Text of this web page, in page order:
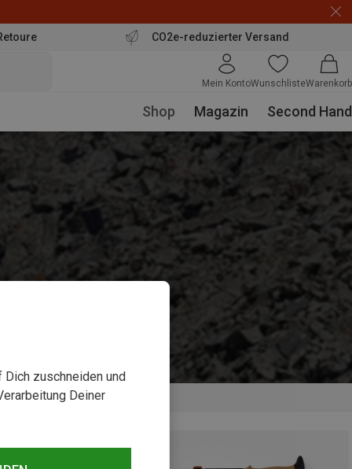
CO2e-reduzierter Versand
Mein KontoWunschlisteWarenkorb
Shop Magazin Second Hand
zuschneiden und
Deiner